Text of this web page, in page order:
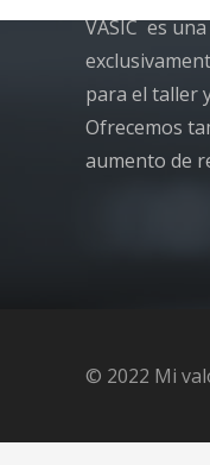
VASIC es
para el taller
Ofrecemos
aumento de
© 2022 Mi